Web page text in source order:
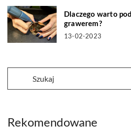
Dlaczego warto
grawerem?
13-02-2023
Rekomendowane